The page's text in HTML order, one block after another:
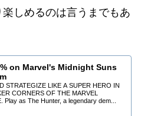
しめるのは言うまでもあ
on Marvel's Midnight Suns
STRATEGIZE LIKE A SUPER HERO IN
CORNERS OF THE MARVEL
Play as The Hunter, a legendary dem...